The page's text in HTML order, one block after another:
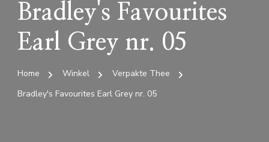
Bradley's Favourites
Earl Grey nr. 05
Home Winkel
Verpakte Thee
Bradley's Favourites Earl Grey nr. 05